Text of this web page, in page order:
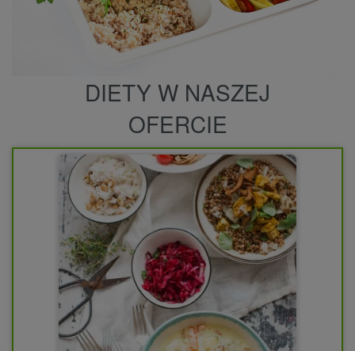
DIETY W NASZEJ
OFERCIE